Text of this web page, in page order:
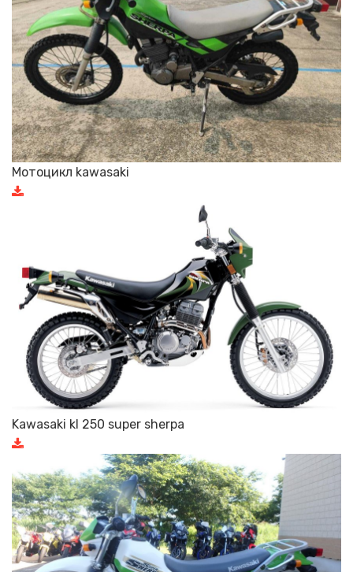
Мотоцикл kawasaki
Kawasaki kl 250 super sherpa